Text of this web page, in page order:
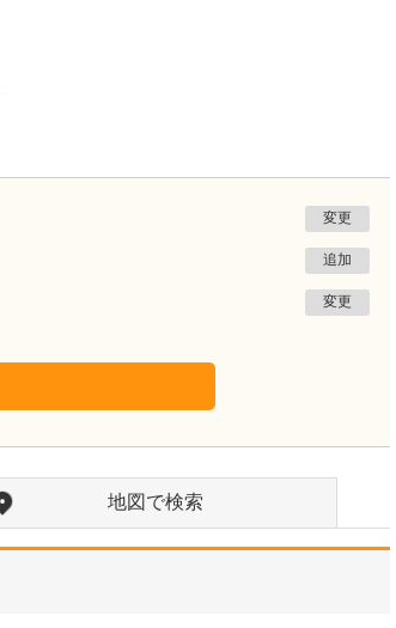
変更
追加
変更
地図で検索
笠原中央クリニック
鈴木 英一郎
先生が日々の診療で心がけていることを教えて